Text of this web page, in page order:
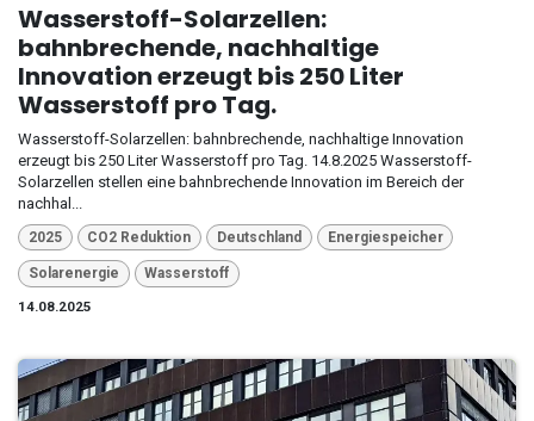
Wasserstoff-Solarzellen:
bahnbrechende, nachhaltige
Innovation erzeugt bis 250 Liter
Wasserstoff pro Tag.
Wasserstoff-Solarzellen: bahnbrechende, nachhaltige Innovation
erzeugt bis 250 Liter Wasserstoff pro Tag. 14.8.2025 Wasserstoff-
Solarzellen stellen eine bahnbrechende Innovation im Bereich der
nachhal...
2025 CO2 Reduktion Deutschland Energiespeicher
Solarenergie
Wasserstoff
14.08.2025